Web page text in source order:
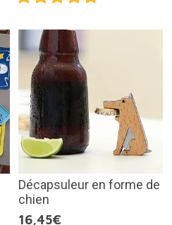
Décapsuleur en forme de
chien
16,45€